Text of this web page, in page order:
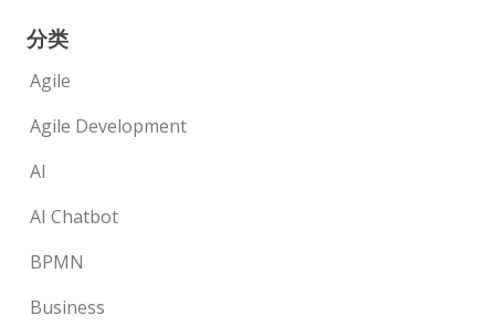
分类
Agile
Agile Development
AI
AI Chatbot
BPMN
Business